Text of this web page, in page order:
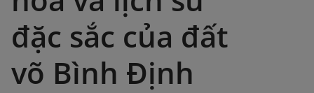
đặc sắc của đất
võ Bình Định